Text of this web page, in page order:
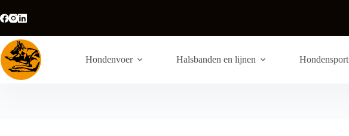
naar
de
inhoud
Hondenvoer Halsbanden en lijnen Hondensport